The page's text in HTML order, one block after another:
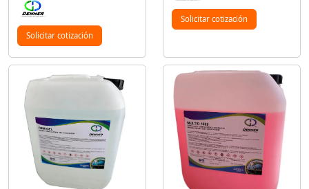
Solicitar cotización
Solicitar cotización